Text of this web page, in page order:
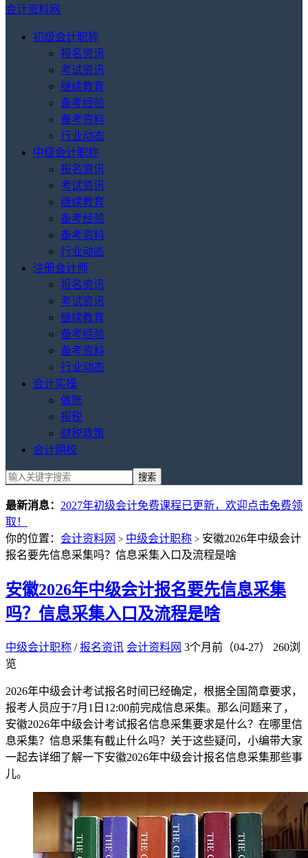
会计资料网
初级会计职称
报名资讯
考试资讯
继续教育
备考经验
备考资料
行业动态
中级会计职称
报名资讯
考试资讯
继续教育
备考经验
备考资料
行业动态
注册会计师
报名资讯
考试资讯
继续教育
备考经验
备考资料
行业动态
会计实操
做账
报税
财税政策
会计网校
最新消息： 2027年初级会计免费课程已更新，欢迎点击免费领
取！
你的位置： 会计资料网 > 中级会计职称 > 安徽2026年中级会计
报名要先信息采集吗？信息采集入口及流程是啥
安徽2026年中级会计报名要先信息采集
吗？信息采集入口及流程是啥
中级会计职称 /报名资讯 会计资料网 3个月前（04-27）
260浏
览
2026年中级会计考试报名时间已经确定，根据全国简章要求，
报考人员应于7月1日12:00前完成信息采集。那么问题来了，
安徽2026年中级会计考试报名信息采集要求是什么？在哪里信
息采集？信息采集有截止什么吗？关于这些疑问，小编带大家
一起去详细了解一下安徽2026年中级会计报名信息采集那些事
儿。